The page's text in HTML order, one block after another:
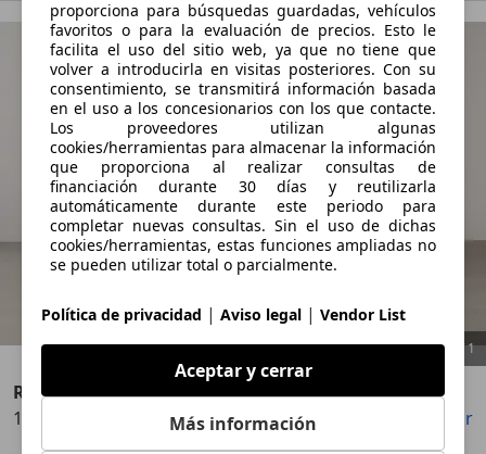
/1
Renault Koleos
1.6dCi Intens 96kW
Guardar Compartir
proporciona para búsquedas guardadas, vehículos
favoritos o para la evaluación de precios. Esto le
facilita el uso del sitio web, ya que no tiene que
volver a introducirla en visitas posteriores. Con su
consentimiento, se transmitirá información basada
en el uso a los concesionarios con los que contacte.
Los proveedores utilizan algunas
cookies/herramientas para almacenar la información
que proporciona al realizar consultas de
financiación durante 30 días y reutilizarla
automáticamente durante este periodo para
completar nuevas consultas. Sin el uso de dichas
cookies/herramientas, estas funciones ampliadas no
se pueden utilizar total o parcialmente.
Política de privacidad | Aviso legal | Vendor List
Aceptar y cerrar
Más información